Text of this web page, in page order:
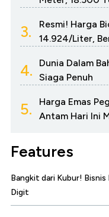
3.
Resmi! Harga
14.924/Liter,
4.
Dunia Dalam
Siaga Penuh
5.
Harga Emas
Antam Hari Ini
Features
Bangkit dari Kubur!
Digit